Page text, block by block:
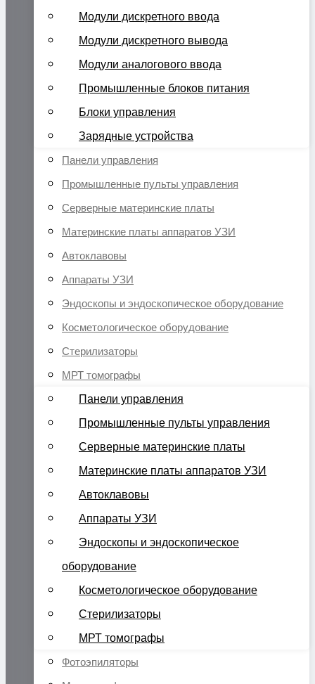
Модули дискретного ввода
Модули дискретного вывода
Модули аналогового ввода
Промышленные блоков питания
Блоки управления
Зарядные устройства
Панели управления
Промышленные пульты управления
Серверные материнские платы
Материнские платы аппаратов УЗИ
Автоклавовы
Аппараты УЗИ
Эндоскопы и эндоскопическое оборудование
Косметологическое оборудование
Стерилизаторы
МРТ томографы
Панели управления
Промышленные пульты управления
Серверные материнские платы
Материнские платы аппаратов УЗИ
Автоклавовы
Аппараты УЗИ
Эндоскопы и эндоскопическое
оборудование
Косметологическое оборудование
Стерилизаторы
МРТ томографы
Фотоэпиляторы